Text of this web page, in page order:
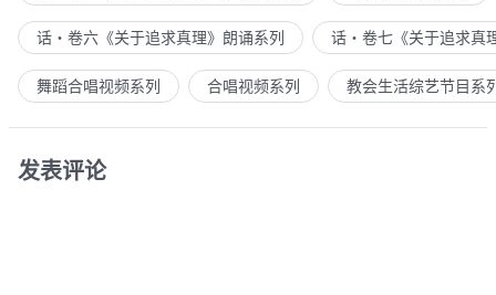
话・卷六《关于追求真理》朗诵系列 话・卷七《关于追求真
舞蹈合唱视频系列 合唱视频系列 教会生活综艺节目系
发表评论